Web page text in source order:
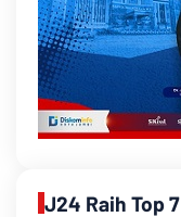
J24 Raih Top 7